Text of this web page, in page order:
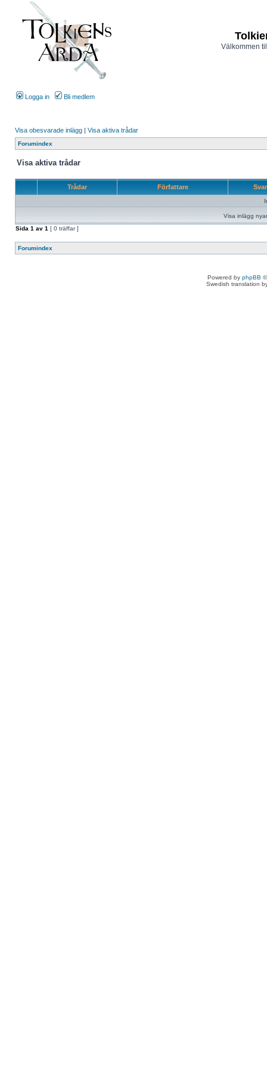
Välkommen
Logga in Bli medlem
Visa obesvarade inlägg | Visa aktiva trådar
Forumindex
Visa aktiva trådar
Trådar Författare
Visa inlägg
Sida 1 av 1 [ 0 träffar ]
Forumindex
Powered by phpBB
Swedish translation